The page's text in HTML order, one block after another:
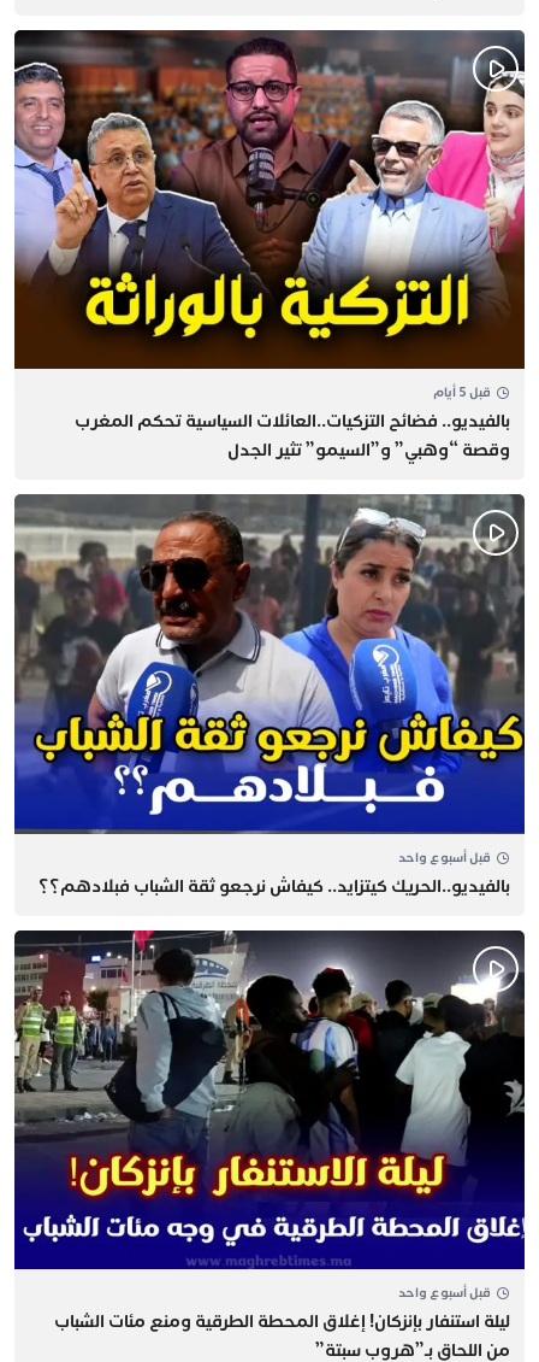
قبل 5 أيام
بالفيديو.. فضائح التزكيات..العائلات السياسية تحكم المغرب
وقصة “وهبي” و”السيمو” تثير الجدل
قبل أسبوع واحد
بالفيديو..الحريك كيتزايد.. كيفاش نرجعو ثقة الشباب فبلادهم؟؟
قبل أسبوع واحد
​ليلة استنفار بإنزكان! إغلاق المحطة الطرقية ومنع مئات الشباب
من اللحاق بـ”هروب سبتة”